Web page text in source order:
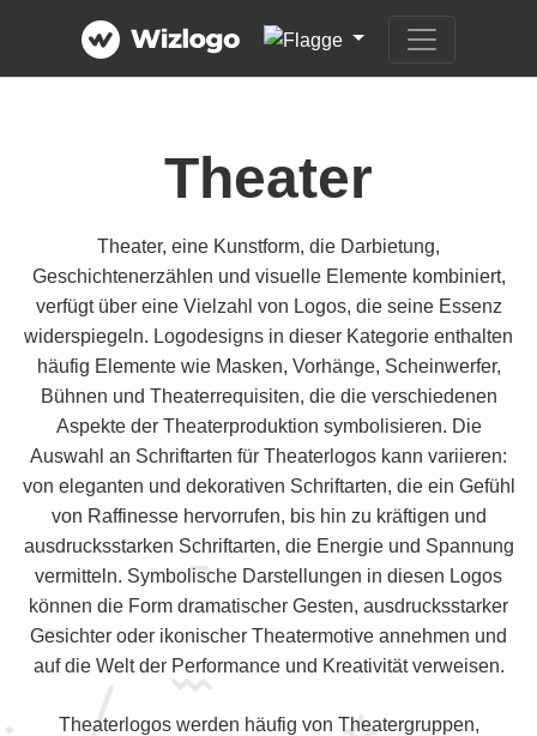
Theater
Theater, eine Kunstform, die Darbietung,
Geschichtenerzählen und visuelle Elemente kombiniert,
verfügt über eine Vielzahl von Logos, die seine Essenz
widerspiegeln. Logodesigns in dieser Kategorie enthalten
häufig Elemente wie Masken, Vorhänge, Scheinwerfer,
Bühnen und Theaterrequisiten, die die verschiedenen
Aspekte der Theaterproduktion symbolisieren. Die
Auswahl an Schriftarten für Theaterlogos kann variieren:
von eleganten und dekorativen Schriftarten, die ein Gefühl
von Raffinesse hervorrufen, bis hin zu kräftigen und
ausdrucksstarken Schriftarten, die Energie und Spannung
vermitteln. Symbolische Darstellungen in diesen Logos
können die Form dramatischer Gesten, ausdrucksstarker
Gesichter oder ikonischer Theatermotive annehmen und
auf die Welt der Performance und Kreativität verweisen.
Theaterlogos werden häufig von Theatergruppen,